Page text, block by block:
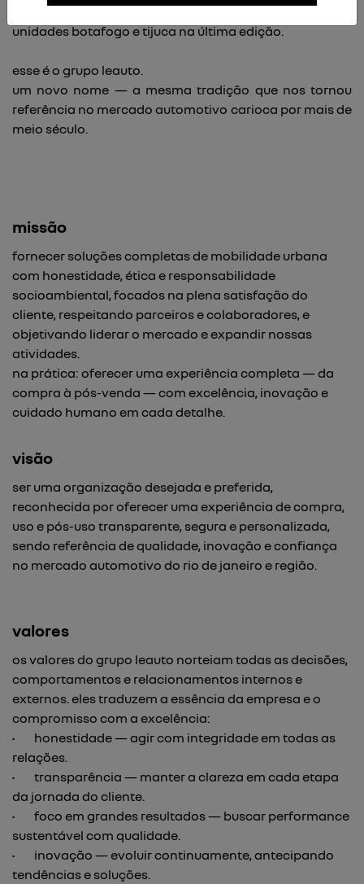
2016/17, 2017/18 e 2022/23 — com ouro nas duas
unidades botafogo e tijuca na última edição.
esse é o grupo leauto.
um novo nome — a mesma tradição que nos tornou
referência no mercado automotivo carioca por mais de
meio século.
missão
fornecer soluções completas de mobilidade urbana
com honestidade, ética e responsabilidade
socioambiental, focados na plena satisfação do
cliente, respeitando parceiros e colaboradores, e
objetivando liderar o mercado e expandir nossas
atividades.
na prática: oferecer uma experiência completa — da
compra à pós-venda — com excelência, inovação e
cuidado humano em cada detalhe.
visão
ser uma organização desejada e preferida,
reconhecida por oferecer uma experiência de compra,
uso e pós-uso transparente, segura e personalizada,
sendo referência de qualidade, inovação e confiança
no mercado automotivo do rio de janeiro e região.
valores
os valores do grupo leauto norteiam todas as decisões,
comportamentos e relacionamentos internos e
externos. eles traduzem a essência da empresa e o
compromisso com a excelência:
• honestidade — agir com integridade em todas as
relações.
• transparência — manter a clareza em cada etapa
da jornada do cliente.
• foco em grandes resultados — buscar performance
sustentável com qualidade.
• inovação — evoluir continuamente, antecipando
tendências e soluções.